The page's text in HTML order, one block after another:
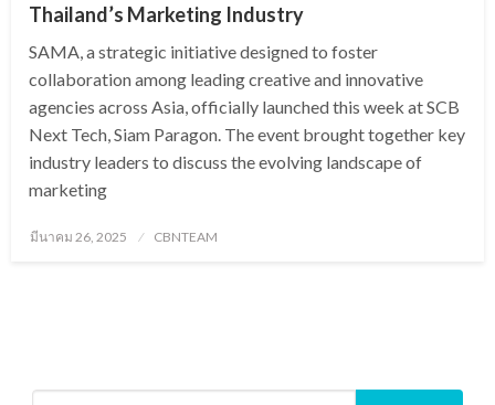
Thailand’s Marketing Industry
SAMA, a strategic initiative designed to foster
collaboration among leading creative and innovative
agencies across Asia, officially launched this week at SCB
Next Tech, Siam Paragon. The event brought together key
industry leaders to discuss the evolving landscape of
marketing
Posted
มีนาคม 26, 2025 CBNTEAM